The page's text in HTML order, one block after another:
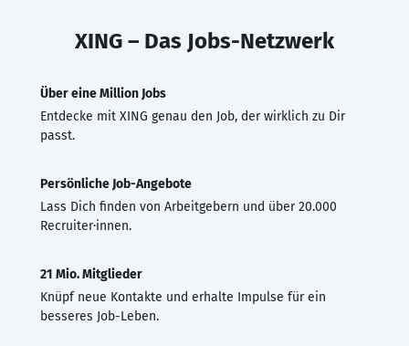
XING – Das Jobs-Netzwerk
Über eine Million Jobs
Entdecke mit XING genau den Job, der wirklich zu Dir
passt.
Persönliche Job-Angebote
Lass Dich finden von Arbeitgebern und über 20.000
Recruiter·innen.
21 Mio. Mitglieder
Knüpf neue Kontakte und erhalte Impulse für ein
besseres Job-Leben.